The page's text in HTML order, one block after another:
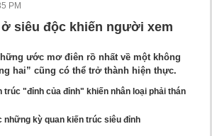
PM
ở siêu độc khiến người xem
ước mơ điên rồ nhất về một không
hai” cũng có thể trở thành hiện thực.
trúc "đỉnh của đỉnh" khiến nhân loại phải thán
kỳ quan kiến trúc siêu đỉnh